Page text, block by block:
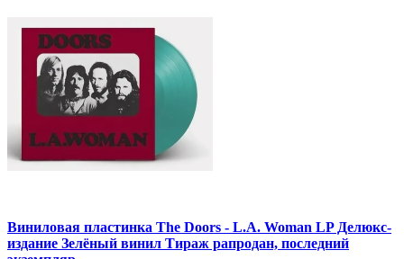
Виниловая пластинка The Doors ‎- L.A. Woman LP Делюкс-
издание Зелёный винил Тираж рапродан, последний